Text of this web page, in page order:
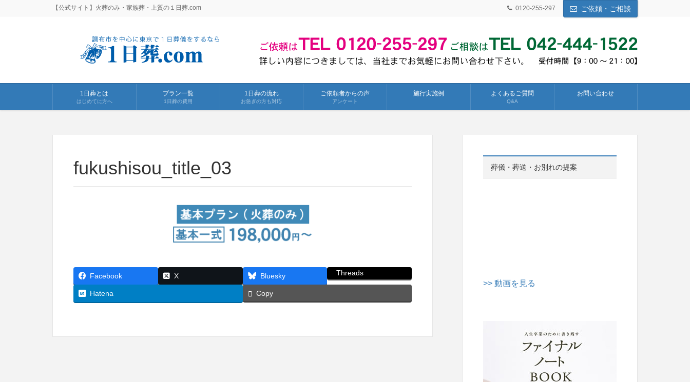
【公式サイト】火葬のみ・家族葬・上質の１日葬.com 0120-255-297 ご依頼・ご相談
1日葬とは
はじめてに方へ
プラン一覧
1日葬の費用
1日葬の流れ
お急ぎの方も対応
ご依頼者からの声
アンケート
施行実施例 よくあるご質問
Q&A
お問い合わせ
fukushisou_title_03
Facebook X Bluesky Threads
Hatena Copy
葬儀・葬送・お別れの提案
>> 動画を見る